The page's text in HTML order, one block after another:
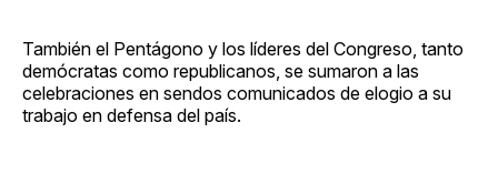
También el Pentágono y los líderes del Congreso, tanto
demócratas como republicanos, se sumaron a las
celebraciones en sendos comunicados de elogio a su
trabajo en defensa del país.